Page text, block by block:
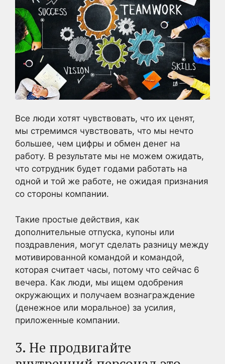
Все люди хотят чувствовать, что их ценят,
мы стремимся чувствовать, что мы нечто
большее, чем цифры и обмен денег на
работу. В результате мы не можем ожидать,
что сотрудник будет годами работать на
одной и той же работе, не ожидая признания
со стороны компании.
Такие простые действия, как
дополнительные отпуска, купоны или
поздравления, могут сделать разницу между
мотивированной командой и командой,
которая считает часы, потому что сейчас 6
вечера. Как люди, мы ищем одобрения
окружающих и получаем вознаграждение
(денежное или моральное) за усилия,
приложенные компании.
3. Не продвигайте